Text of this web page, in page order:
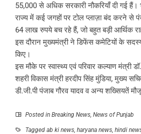
55,000 से अधिक सरकारी नौकरियाँ दी गई
राज्य में कई जगहों पर टोल प्लाज़ा बंद करने से
64 लाख रुपये बच रहे हैं, जो बहुत बड़ी आर्थिक
इस दौरान मुख्यमंत्री ने डिफेंस कमेटियों के
किए।
इस मौके पर स्वास्थ्य एवं परिवार कल्याण मंत्री
शहरी विकास मंत्री हरदीप सिंह मुंडिया, मुख्य
डी.जी.पी पंजाब गौरव यादव व अन्य शख्सियतें
Posted in Breaking News, News of Punjab
Tagged ab ki news, haryana news, hindi